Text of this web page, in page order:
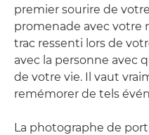
premier sourire de
promenade avec votre
trac ressenti lors de
avec la personne avec
de votre vie. Il vaut
remémorer de tels
La photographe de